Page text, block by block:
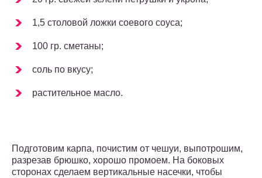
1,5 столовой ложки соевого соуса;
100 гр. сметаны;
соль по вкусу;
растительное масло.
Подготовим карпа, почистим от чешуи, выпотрошим,
разрезав брюшко, хорошо промоем. На боковых
сторонах сделаем вертикальные насечки, чтобы